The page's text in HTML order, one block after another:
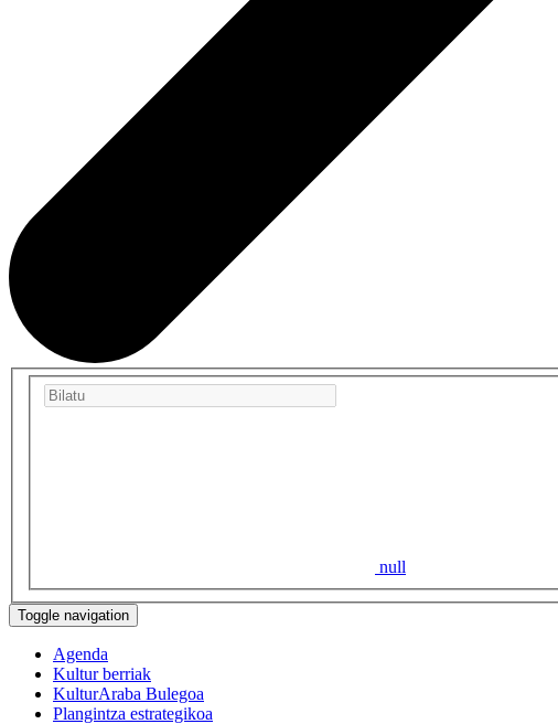
null
Toggle navigation
Agenda
Kultur berriak
KulturAraba Bulegoa
Plangintza estrategikoa